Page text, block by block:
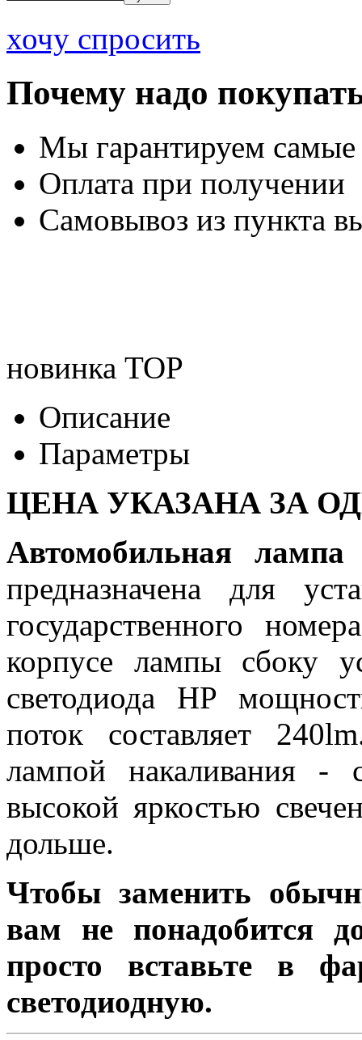
хочу спросить
Почему надо
Мы гарантируем
Оплата при получении
Самовывоз из пункта
новинка TOP
Описание
Параметры
ЦЕНА УКАЗАНА ЗА
Автомобильная
предназначена для
государственного
корпусе лампы сбоку
светодиода HP
поток составляет
лампой накаливания -
высокой яркостью
дольше.
Чтобы заменить
вам не понадобится
просто вставьте в
светодиодную.